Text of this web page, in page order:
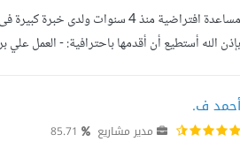
مساعدة افتراضية منذ 4 سنوات
أحمد ف.
مدير مشاريع